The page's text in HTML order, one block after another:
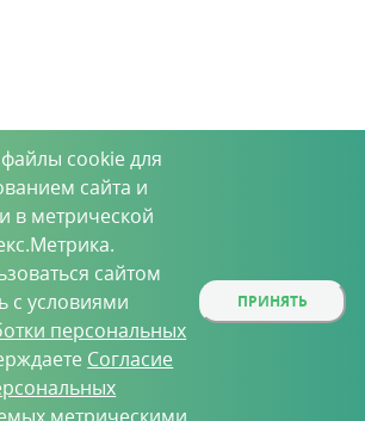
cookie для
сайта и
в метрической
сайтом
с условиями
персональных
Согласие
ПРИНЯТЬ